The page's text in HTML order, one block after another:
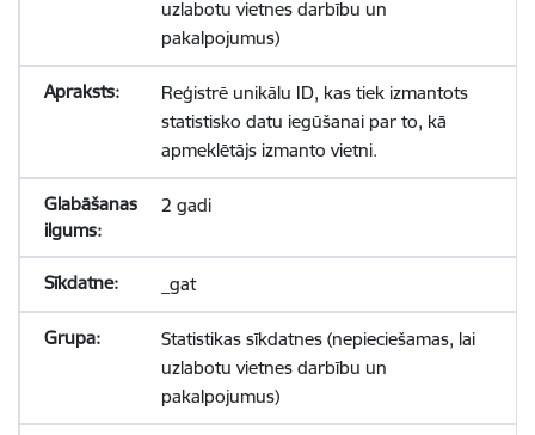
uzlabotu vietnes darbību un
pakalpojumus)
Reģistrē unikālu ID, kas tiek izmantots
statistisko datu iegūšanai par to, kā
apmeklētājs izmanto vietni.
2 gadi
_gat
Statistikas sīkdatnes (nepieciešamas, lai
uzlabotu vietnes darbību un
pakalpojumus)